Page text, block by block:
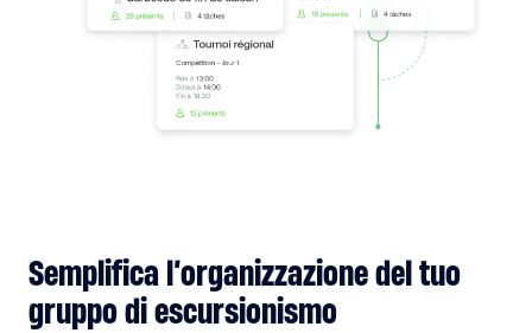
Semplifica l’organizzazione del tuo
gruppo di escursionismo